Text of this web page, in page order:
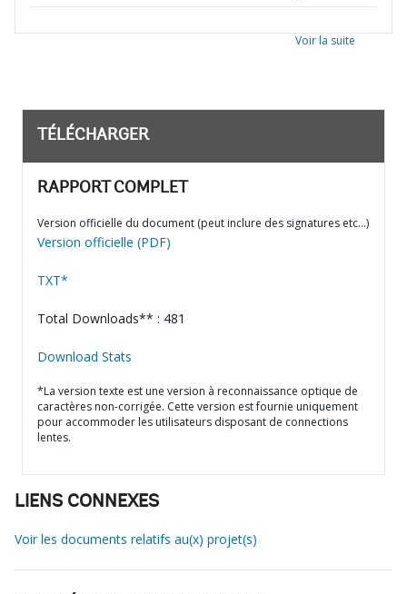
Voir la suite
TÉLÉCHARGER
RAPPORT COMPLET
Version officielle du document (peut inclure des signatures etc…)
Version officielle (PDF)
TXT*
Total Downloads** : 481
Download Stats
*La version texte est une version à reconnaissance optique de
caractères non-corrigée. Cette version est fournie uniquement
pour accommoder les utilisateurs disposant de connections
lentes.
LIENS CONNEXES
Voir les documents relatifs au(x) projet(s)